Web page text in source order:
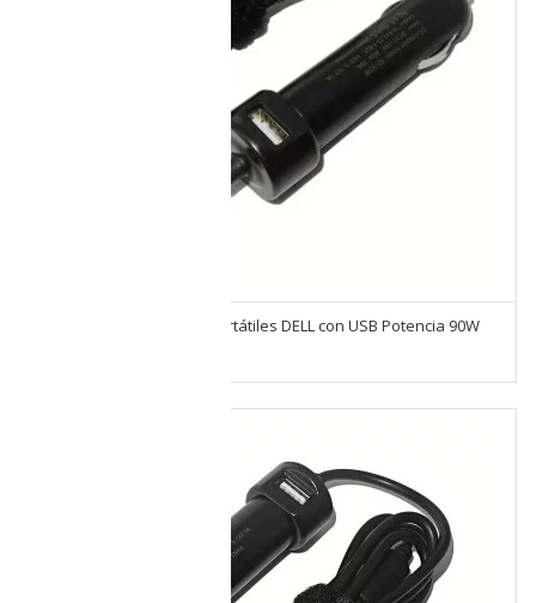
Cargador de auto para portátiles DELL con USB Potencia 90W